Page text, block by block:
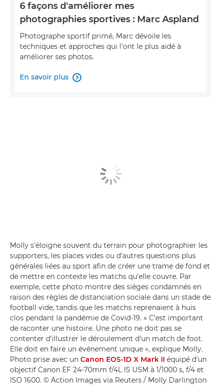
6 façons d'améliorer mes
photographies sportives : Marc Aspland
Photographe sportif primé, Marc dévoile les
techniques et approches qui l'ont le plus aidé à
améliorer ses photos.
En savoir plus 
Molly s'éloigne souvent du terrain pour photographier les
supporters, les places vides ou d'autres questions plus
générales liées au sport afin de créer une trame de fond et
de mettre en contexte les matchs qu'elle couvre. Par
exemple, cette photo montre des sièges condamnés en
raison des règles de distanciation sociale dans un stade de
football vide, tandis que les matchs reprenaient à huis
clos pendant la pandémie de Covid-19. « C'est important
de raconter une histoire. Une photo ne doit pas se
contenter d'illustrer le déroulement d'un match de foot.
Elle doit en faire un événement unique », explique Molly.
Photo prise avec un Canon EOS-1D X Mark II équipé d'un
objectif Canon EF 24-70mm f/4L IS USM à 1/1000 s, f/4 et
ISO 1600. © Action Images via Reuters / Molly Darlington